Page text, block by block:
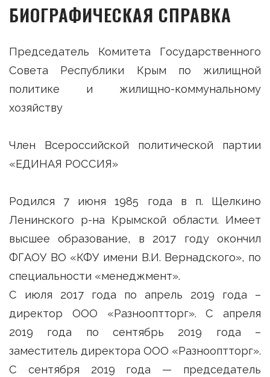
БИОГРАФИЧЕСКАЯ СПРАВКА
Председатель Комитета Государственного
Совета Республики Крым по жилищной
политике и жилищно-коммунальному
хозяйству
Член Всероссийской политической партии
«ЕДИНАЯ РОССИЯ»
Родился 7 июня 1985 года в п. Щелкино
Ленинского р-на Крымской области. Имеет
высшее образование, в 2017 году окончил
ФГАОУ ВО «КФУ имени В.И. Вернадского», по
специальности «менеджмент».
С июля 2017 года по апрель 2019 года –
директор ООО «Разнооптторг». С апреля
2019 года по сентябрь 2019 года –
заместитель директора ООО «Разнооптторг».
С сентября 2019 года — председатель